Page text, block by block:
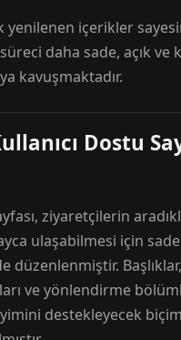
yenilenen içerikler
daha sade, açık ve
kavuşmaktadır.
Dostu
ziyaretçilerin
ulaşabilmesi için
düzenlenmiştir. Başlıklar,
ve yönlendirme
destekleyecek